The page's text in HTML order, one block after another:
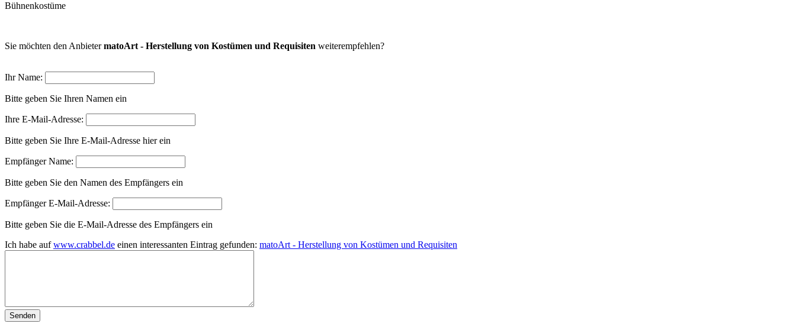
Bühnenkostüme
Sie möchten den AnbietermatoArt - Herstellung von Kostümen und Requisiten weiterempfehlen?
Ihr Name:
Bitte geben Sie Ihren Namen ein
Ihre E-Mail-Adresse:
Bitte geben Sie Ihre E-Mail-Adresse hier ein
Empfänger Name:
Bitte geben Sie den Namen des Empfängers ein
Empfänger E-Mail-Adresse:
Bitte geben Sie die E-Mail-Adresse des Empfängers ein
Ich habe aufwww.crabbel.de einen interessanten Eintrag gefunden: matoArt - Herstellung von Kostümen und Requisiten